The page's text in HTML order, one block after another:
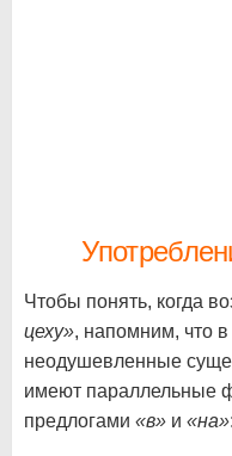
Чтобы понять, когда
цеху», напомним, что
неодушевленные
имеют параллельные
предлогами «в» и «на»: